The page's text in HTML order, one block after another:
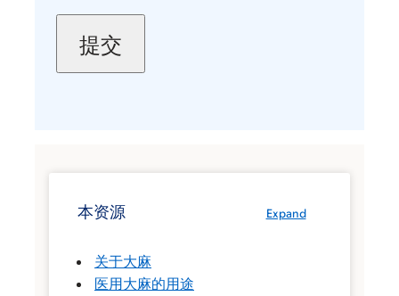
Expand
本资源
关于大麻
医用大麻的用途